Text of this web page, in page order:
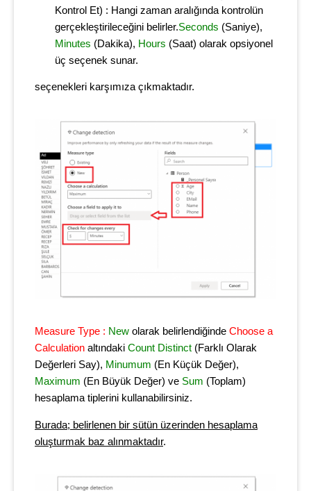
Kontrol Et) : Hangi zaman aralığında kontrolün
gerçekleştirileceğini belirler.Seconds (Saniye),
Minutes (Dakika), Hours (Saat) olarak opsiyonel
üç seçenek sunar.
seçenekleri karşımıza çıkmaktadır.
Measure Type : New olarak belirlendiğinde Choose a
Calculation altındaki Count Distinct (Farklı Olarak
Değerleri Say), Minumum (En Küçük Değer),
Maximum (En Büyük Değer) ve Sum (Toplam)
hesaplama tiplerini kullanabilirsiniz.
Burada; belirlenen bir sütün üzerinden hesaplama
oluşturmak baz alınmaktadır.